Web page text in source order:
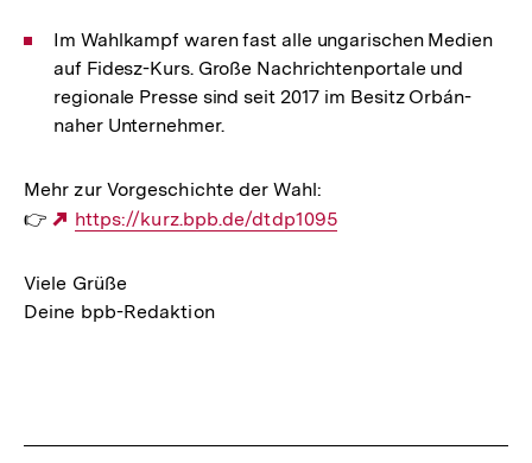
Im Wahlkampf waren fast alle ungarischen Medien
auf Fidesz-Kurs. Große Nachrichtenportale und
regionale Presse sind seit 2017 im Besitz Orbán-
naher Unternehmer.
Mehr zur Vorgeschichte der Wahl:
👉
Externer
https://kurz.bpb.de/dtdp1095
Viele Grüße
Deine bpb-Redaktion